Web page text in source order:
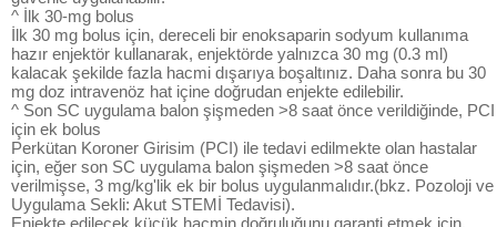
^ İlk 30-mg bolus
İlk 30 mg bolus için, dereceli bir enoksaparin sodyum kullanıma
hazır enjektör kullanarak, enjektörde yalnızca 30 mg (0.3 ml)
kalacak şekilde fazla hacmi dışarıya boşaltınız. Daha sonra bu 30
mg doz intravenöz hat içine doğrudan enjekte edilebilir.
^ Son SC uygulama balon şişmeden >8 saat önce verildiğinde, PCI
için ek bolus
Perkütan Koroner Girisim (PCI) ile tedavi edilmekte olan hastalar
için, eğer son SC uygulama balon şişmeden >8 saat önce
verilmişse, 3 mg/kg'lik ek bir bolus uygulanmalıdır.(bkz. Pozoloji ve
Uygulama Sekli: Akut STEMİ Tedavisi).
Enjekte edilecek küçük hacmin doğruluğunu garanti etmek için,